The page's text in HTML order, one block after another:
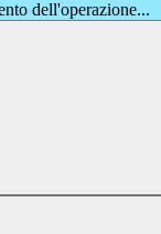
dell'operazione...